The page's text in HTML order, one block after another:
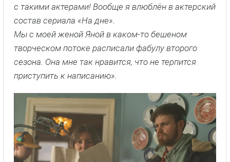
с такими актерами! Вообще я влюблён в актерский
состав сериала «На дне».
Мы с моей женой Яной в каком-то бешеном
творческом потоке расписали фабулу второго
сезона. Она мне так нравится, что не терпится
приступить к написанию».